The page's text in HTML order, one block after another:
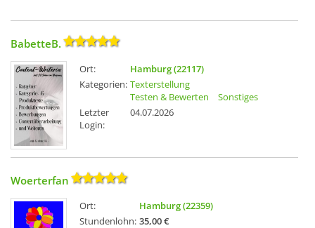
BabetteB.
Ort:
Hamburg (22117)
Kategorien: Texterstellung
Testen & Bewerten
Sonstiges
Letzter
Login:
04.07.2026
Woerterfan
Ort:
Hamburg (22359)
Stundenlohn: 35,00 €